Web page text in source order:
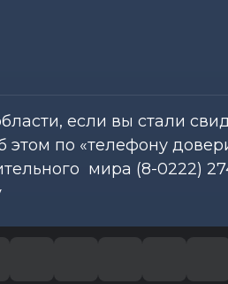
если вы стали
этом по «телефону
мира (8-0222)